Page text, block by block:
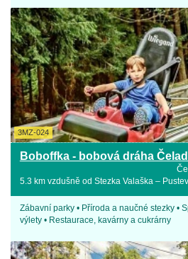
3MZ-024
Boboffka - bobová dráha
5.3 km vzdušně od Stezka Valaška –
Zábavní parky • Příroda a naučné stezky •
výlety • Restaurace, kavárny a cukrárny